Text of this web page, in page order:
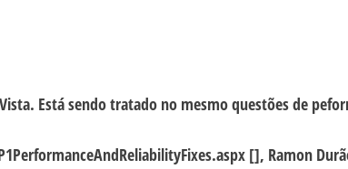
Está sendo tratado no mesmo questões de
[], Ramon